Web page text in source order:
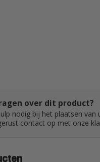
over dit product?
nodig bij het plaatsen van
contact op met onze